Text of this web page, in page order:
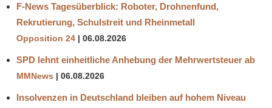
F-News Tagesüberblick: Roboter, Drohnenfund,
Rekrutierung, Schulstreit und Rheinmetall
Opposition 24 06.08.2026
SPD lehnt einheitliche Anhebung der Mehrwertsteuer ab
MMNews 06.08.2026
Insolvenzen in Deutschland bleiben auf hohem Niveau